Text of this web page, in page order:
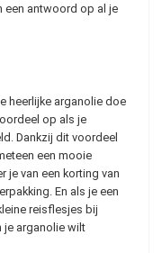
een antwoord op al je
heerlijke arganolie doe
op als je
Dankzij dit voordeel
een mooie
je van een korting van
En als je een
reisflesjes bij
je arganolie wilt